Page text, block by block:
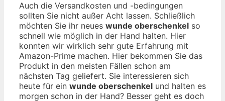
Auch die Versandkosten und -bedingungen
sollten Sie nicht außer Acht lassen. Schließlich
möchten Sie ihr neues wunde oberschenkel so
schnell wie möglich in der Hand halten. Hier
konnten wir wirklich sehr gute Erfahrung mit
Amazon-Prime machen. Hier bekommen Sie das
Produkt in den meisten Fällen schon am
nächsten Tag geliefert. Sie interessieren sich
heute für ein wunde oberschenkel und halten es
morgen schon in der Hand? Besser geht es doch